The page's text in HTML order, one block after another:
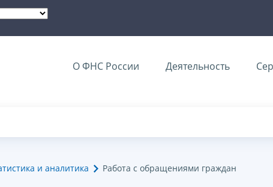
О ФНС России Деятельность
и аналитика Работа с обращениями граждан